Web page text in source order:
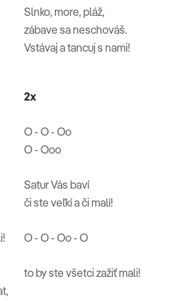
Slnko, more, pláž,
zábave sa neschováš.
Vstávaj a tancuj s nami!
2x
O - O - Oo
O - Ooo
Satur Vás baví
či ste veľkí a či malí!
O - O - Oo - O
to by ste všetci zažiť mali!